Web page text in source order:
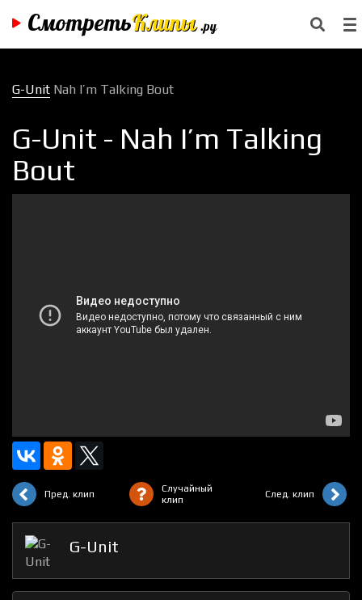
СмотретьКлипы .ру
G-Unit Nah I’m Talking Bout
G-Unit - Nah I’m Talking
Bout
Пред. клип
Случайный
клип
След. клип
G-Unit